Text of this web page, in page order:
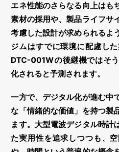
エネ性能のさらなる向上はも
素材の採用や、製品ライフサ
考慮した設計が求められるよ
ジムはすでに環境に配慮し
DTC-001Wの後継機ではそ
化されると予測されます。
一方で、デジタル化が進む中
な 「情緒的な価値」 を持つ製
ます。大型電波デジタル時計
た実用性を追求しつつも、